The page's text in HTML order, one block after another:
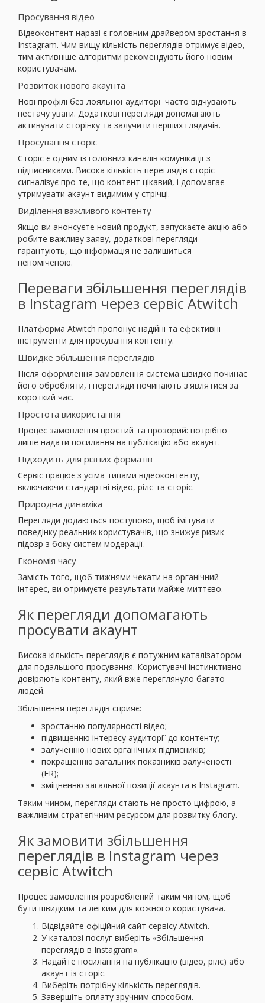
Просування відео
Відеоконтент наразі є головним драйвером зростання в
Instagram. Чим вищу кількість переглядів отримує відео,
тим активніше алгоритми рекомендують його новим
користувачам.
Розвиток нового акаунта
Нові профілі без лояльної аудиторії часто відчувають
нестачу уваги. Додаткові перегляди допомагають
активувати сторінку та залучити перших глядачів.
Просування сторіс
Сторіс є одним із головних каналів комунікації з
підписниками. Висока кількість переглядів сторіс
сигналізує про те, що контент цікавий, і допомагає
утримувати акаунт видимим у стрічці.
Виділення важливого контенту
Якщо ви анонсуєте новий продукт, запускаєте акцію або
робите важливу заяву, додаткові перегляди
гарантують, що інформація не залишиться
непоміченою.
Переваги збільшення переглядів
в Instagram через сервіс Atwitch
Платформа Atwitch пропонує надійні та ефективні
інструменти для просування контенту.
Швидке збільшення переглядів
Після оформлення замовлення система швидко починає
його обробляти, і перегляди починають з'являтися за
короткий час.
Простота використання
Процес замовлення простий та прозорий: потрібно
лише надати посилання на публікацію або акаунт.
Підходить для різних форматів
Сервіс працює з усіма типами відеоконтенту,
включаючи стандартні відео, рілс та сторіс.
Природна динаміка
Перегляди додаються поступово, щоб імітувати
поведінку реальних користувачів, що знижує ризик
підозр з боку систем модерації.
Економія часу
Замість того, щоб тижнями чекати на органічний
інтерес, ви отримуєте результати майже миттєво.
Як перегляди допомагають
просувати акаунт
Висока кількість переглядів є потужним каталізатором
для подальшого просування. Користувачі інстинктивно
довіряють контенту, який вже переглянуло багато
людей.
Збільшення переглядів сприяє:
зростанню популярності відео;
підвищенню інтересу аудиторії до контенту;
залученню нових органічних підписників;
покращенню загальних показників залученості
(ER);
зміцненню загальної позиції акаунта в Instagram.
Таким чином, перегляди стають не просто цифрою, а
важливим стратегічним ресурсом для розвитку блогу.
Як замовити збільшення
переглядів в Instagram через
сервіс Atwitch
Процес замовлення розроблений таким чином, щоб
бути швидким та легким для кожного користувача.
Відвідайте офіційний сайт сервісу Atwitch.
У каталозі послуг виберіть «Збільшення
переглядів в Instagram».
Надайте посилання на публікацію (відео, рілс) або
акаунт із сторіс.
Виберіть потрібну кількість переглядів.
Завершіть оплату зручним способом.